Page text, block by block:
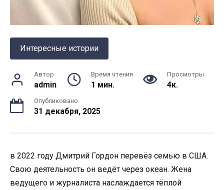
Интересные истории
Автор
admin
Время чтения
1 мин.
Просмотры
4к.
Опубликовано
31 декабря, 2025
в 2022 году Дмитрий Гордон перевёз семью в США.
Свою деятельность он ведёт через океан. Жена
ведущего и журналиста наслаждается тёплой